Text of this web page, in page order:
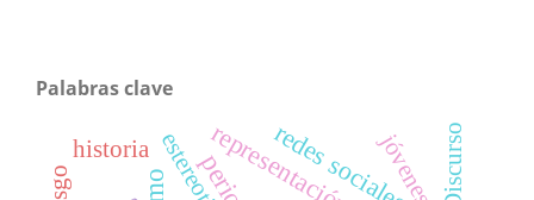
Palabras clave
representación
redes sociales
jóvenes
historia Discurso